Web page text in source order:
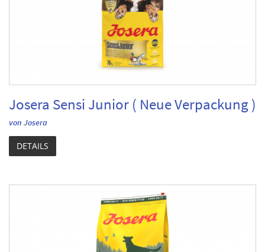
Josera Sensi Junior ( Neue Verpackung )
von Josera
DETAILS